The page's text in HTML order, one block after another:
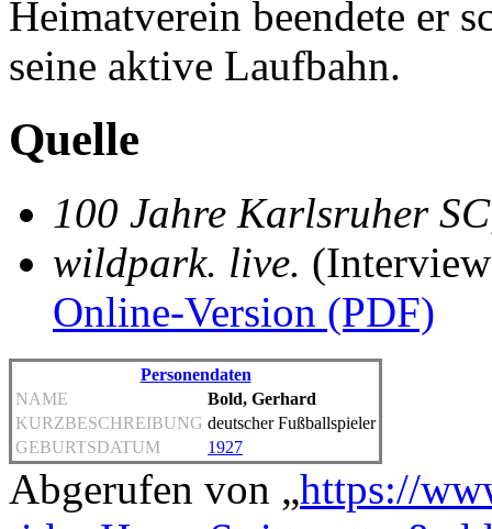
Heimatverein beendete er
seine aktive Laufbahn.
Quelle
100 Jahre Karlsruher SC
wildpark. live.
Online-Version (PDF)
Personendaten
NAME
Bold, Gerhard
KURZBESCHREIBUNG deutscher Fußballspieler
GEBURTSDATUM
1927
Abgerufen von „https://